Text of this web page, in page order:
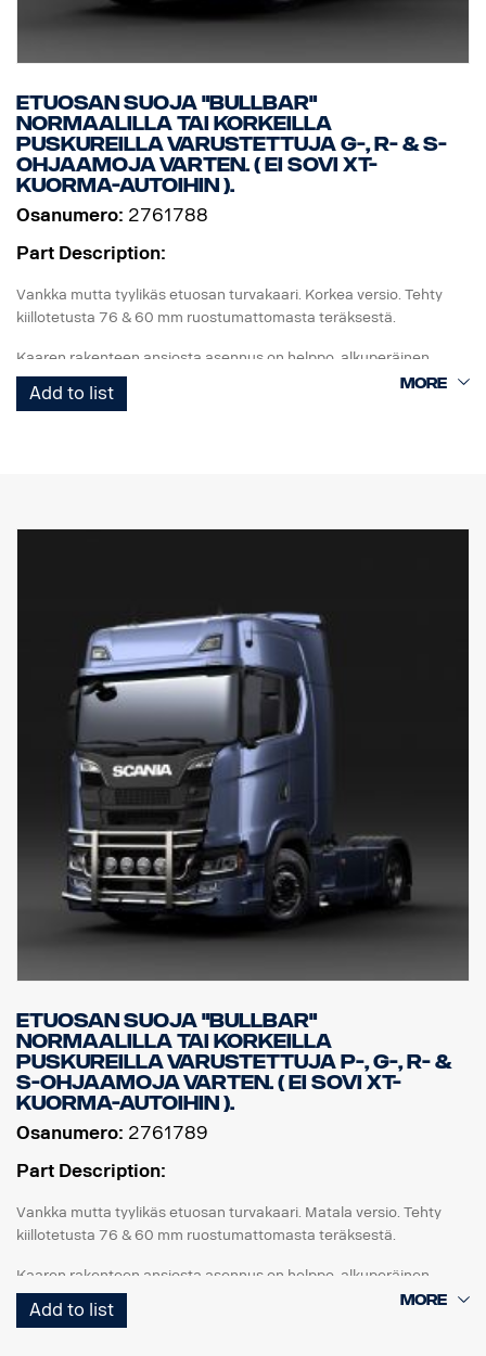
Etuosan suoja "Bullbar"
normaalilla tai korkeilla
puskureilla varustettuja G-, R- & S-
ohjaamoja varten. ( Ei sovi XT-
kuorma-autoihin ).
Osanumero: 2761788
Part Description:
Vankka mutta tyylikäs etuosan turvakaari. Korkea versio. Tehty
kiillotetusta 76 & 60 mm ruostumattomasta teräksestä.
Kaaren rakenteen ansiosta asennus on helppo, alkuperäinen
vetoaisa on helposti taitettavissa, käytettävissä ja käsillä, koska
alaosan putket voidaan irrottaa helposti ilman työkaluja.
sopii myös 40 mm ulkoneviin puskureihin.
P-ohjaamoihin suositellaan matalaa versiota, osanro 2761789.
EI sovi mataliin puskureihin eikä ulkoneviin "XT"-teräspuskureihin.
Asennuslaitteisto, merkin pidin, 8 x valokiinnikkeet ja
asennusohjeet toimitetaan mukana.
( Ei sisällä valoja )
Add to list
Etuosan suoja "Bullbar"
normaalilla tai korkeilla
puskureilla varustettuja P-, G-, R- &
S-ohjaamoja varten. ( Ei sovi XT-
kuorma-autoihin ).
Osanumero: 2761789
Part Description:
Vankka mutta tyylikäs etuosan turvakaari. Matala versio. Tehty
kiillotetusta 76 & 60 mm ruostumattomasta teräksestä.
Kaaren rakenteen ansiosta asennus on helppo, alkuperäinen
vetoaisa on helposti taitettavissa, käytettävissä ja käsillä, koska
alaosan putket voidaan irrottaa helposti ilman työkaluja.
Add to list